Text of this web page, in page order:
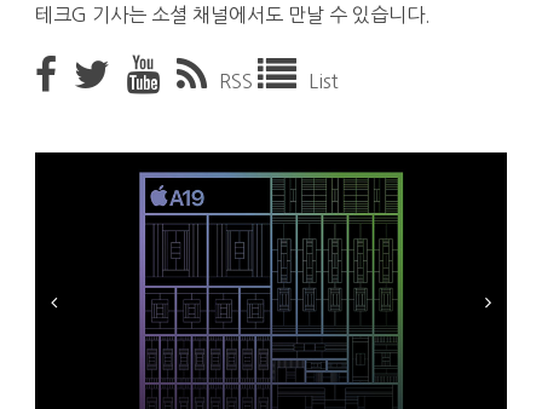
테크G 기사는 소셜 채널에서도 만날 수 있습니다.
RSS List